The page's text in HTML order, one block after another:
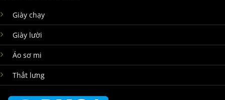
Giày chạy
Giày lười
Áo sơ mi
Thắt lưng